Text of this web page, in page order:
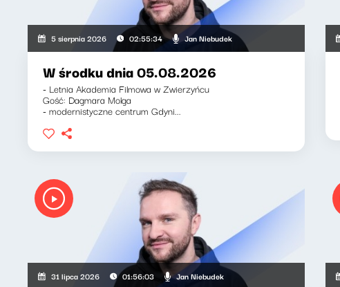
5 sierpnia 2026 02:55:34 Jan Niebudek
W środku dnia 05.08.2026
- Letnia Akademia Filmowa w Zwierzyńcu
Gość: Dagmara Molga
- modernistyczne centrum Gdyni...
31 lipca 2026 01:56:03 Jan Niebudek